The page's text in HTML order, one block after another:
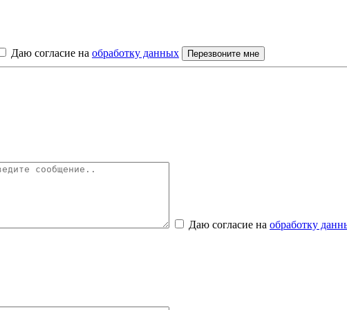
Даю согласие на обработку данных Перезвоните мне
Даю согласие на обработку